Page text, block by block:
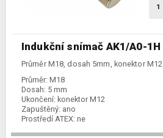
Indukční snímač AK1/A0-1H
Průměr M18, dosah 5mm, konektor M12
Průměr: M18
Dosah: 5 mm
Ukončení: konektor M12
Zapuštěný: ano
Prostředí ATEX: ne